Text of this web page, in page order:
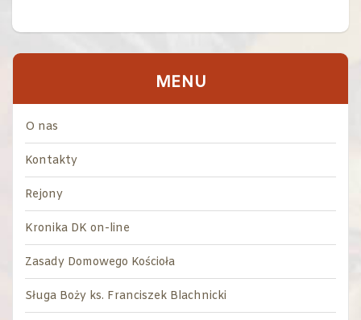
MENU
O nas
Kontakty
Rejony
Kronika DK on-line
Zasady Domowego Kościoła
Sługa Boży ks. Franciszek Blachnicki